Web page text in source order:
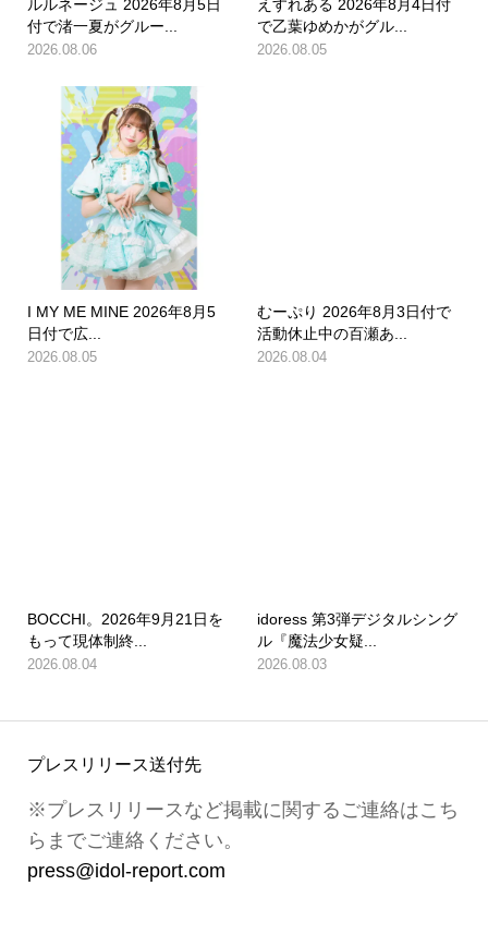
ルルネージュ 2026年8月5日
付で渚一夏がグルー...
2026.08.06
えすれある 2026年8月4日付
で乙葉ゆめかがグル...
2026.08.05
I MY ME MINE 2026年8月5
日付で広...
2026.08.05
むーぷり 2026年8月3日付で
活動休止中の百瀬あ...
2026.08.04
BOCCHI。2026年9月21日を
もって現体制終...
2026.08.04
idoress 第3弾デジタルシング
ル『魔法少女疑...
2026.08.03
プレスリリース送付先
※プレスリリースなど掲載に関するご連絡はこち
らまでご連絡ください。
press@idol-report.com